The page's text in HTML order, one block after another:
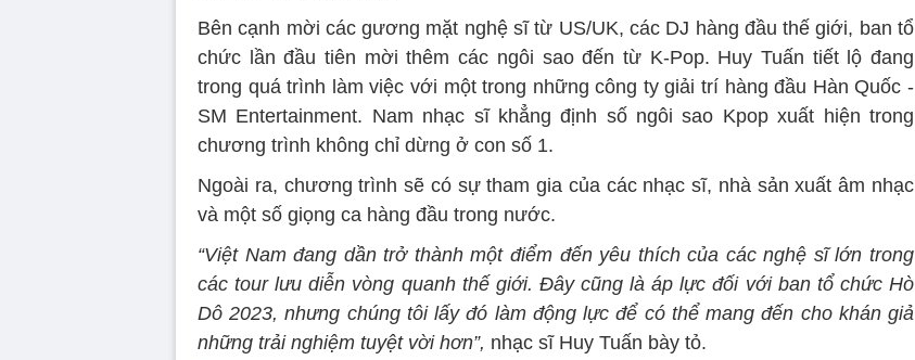
Bên cạnh mời các gương mặt nghệ sĩ từ US/UK, các DJ hàng đầu thế giới, ban tổ
chức lần đầu tiên mời thêm các ngôi sao đến từ K-Pop. Huy Tuấn tiết lộ đang
trong quá trình làm việc với một trong những công ty giải trí hàng đầu Hàn Quốc -
SM Entertainment. Nam nhạc sĩ khẳng định số ngôi sao Kpop xuất hiện trong
chương trình không chỉ dừng ở con số 1.
Ngoài ra, chương trình sẽ có sự tham gia của các nhạc sĩ, nhà sản xuất âm nhạc
và một số giọng ca hàng đầu trong nước.
“Việt Nam đang dần trở thành một điểm đến yêu thích của các nghệ sĩ lớn trong
các tour lưu diễn vòng quanh thế giới. Đây cũng là áp lực đối với ban tổ chức Hò
Dô 2023, nhưng chúng tôi lấy đó làm động lực để có thể mang đến cho khán giả
những trải nghiệm tuyệt vời hơn”, nhạc sĩ Huy Tuấn bày tỏ.